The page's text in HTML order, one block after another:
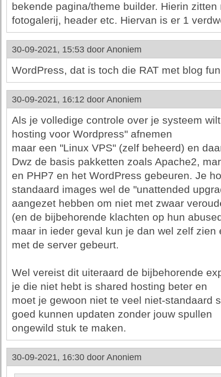
bekende pagina/theme builder. Hierin
fotogalerij, header etc. Hiervan is er 1
30-09-2021, 15:53 door Anoniem
WordPress, dat is toch die RAT met blog
30-09-2021, 16:12 door Anoniem
Als je volledige controle over je systeem
hosting voor Wordpress" afnemen
maar een "Linux VPS" (zelf beheerd) en
Dwz de basis pakketten zoals Apache2,
en PHP7 en het WordPress gebeuren. Je
standaard images wel de "unattended
aangezet hebben om niet met zwaar
(en de bijbehorende klachten op hun
maar in ieder geval kun je dan wel zelf
met de server gebeurt.
Wel vereist dit uiteraard de bijbehorende
je die niet hebt is shared hosting beter en
moet je gewoon niet te veel niet-standaard
goed kunnen updaten zonder jouw spullen
ongewild stuk te maken.
30-09-2021, 16:30 door Anoniem